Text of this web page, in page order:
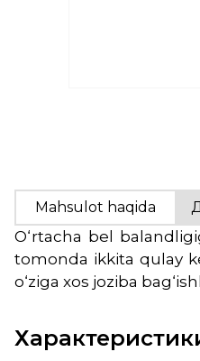
Mahsulot haqida
O‘rtacha bel
tomonda ikkita qulay
o‘ziga xos joziba